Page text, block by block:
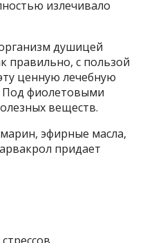
излечивало
душицей
правильно, с пользой
ценную лечебную
Под фиолетовыми
веществ.
эфирные масла,
придает